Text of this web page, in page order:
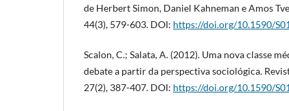
de Herbert Simon, Daniel Kahneman e Amos
44(3), 579-603. DOI: https://doi.org/10.1590/
Scalon, C.; Salata, A. (2012). Uma nova classe
debate a partir da perspectiva sociológica.
27(2), 387-407. DOI: https://doi.org/10.1590/